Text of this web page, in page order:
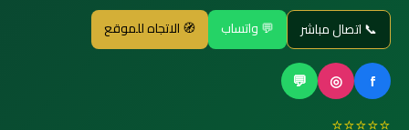
📞 اتصال مباشر 💬 واتساب 🧭 الاتجاه للموقع
f
◎
💬
⭐⭐⭐⭐⭐